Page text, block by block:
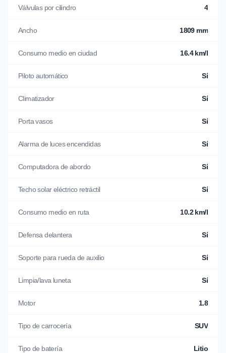
Válvulas por cilindro 4
Ancho 1809 mm
Consumo medio en ciudad 16.4 km/l
Piloto automático Sí
Climatizador Sí
Porta vasos Sí
Alarma de luces encendidas Sí
Computadora de abordo Sí
Techo solar eléctrico retráctil Sí
Consumo medio en ruta 10.2 km/l
Defensa delantera Sí
Soporte para rueda de auxilio Sí
Limpia/lava luneta Sí
Motor 1.8
Tipo de carrocería SUV
Tipo de batería Litio